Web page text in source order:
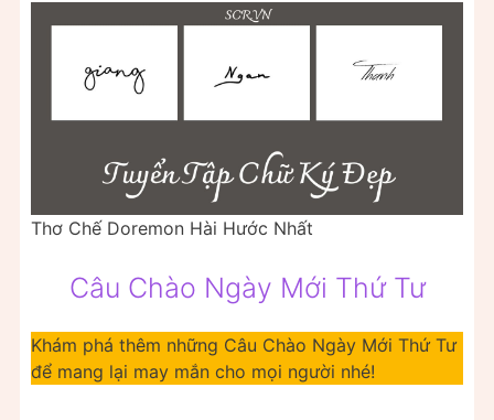
Thơ Chế Doremon Hài Hước Nhất
Câu Chào Ngày Mới Thứ Tư
Khám phá thêm những Câu Chào Ngày Mới Thứ Tư
để mang lại may mắn cho mọi người nhé!